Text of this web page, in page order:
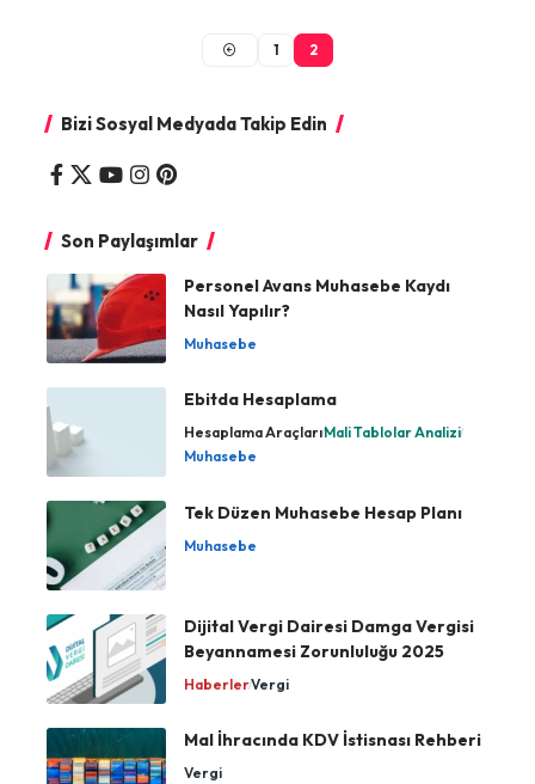
1 2
Bizi Sosyal Medyada Takip Edin
Son Paylaşımlar
Personel Avans Muhasebe Kaydı
Nasıl Yapılır?
Muhasebe
Ebitda Hesaplama
Hesaplama AraçlarıMali Tablolar Analizi
Muhasebe
Tek Düzen Muhasebe Hesap Planı
Muhasebe
Dijital Vergi Dairesi Damga Vergisi
Beyannamesi Zorunluluğu 2025
HaberlerVergi
Mal İhracında KDV İstisnası Rehberi
Vergi